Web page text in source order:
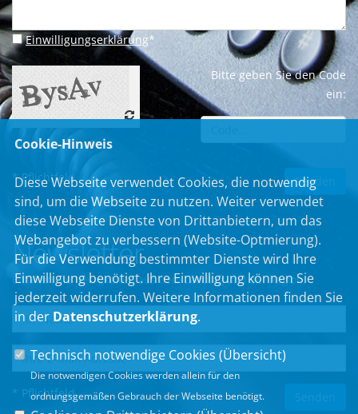
Einwilligungserklärung*
Bitte geben Sie den Code
ein:
* Pflichtfeld
Newsletter
Erhalten Sie Neuigkeiten aus dem Landtag und der Region.
* Pflichtfeld
Cookie-Hinweis
Diese Webseite verwendet Cookies, die notwendig
sind, um die Webseite zu nutzen. Weiter verwendet
diese Webseite Dienste von Drittanbietern, um das
Webangebot zu verbessern (Website-Optmierung).
Für die Verwendung bestimmter Dienste wird Ihre
Einwilligung benötigt. Ihre Einwilligung können Sie
jederzeit widerrufen. Weitere Informationen finden Sie
in der Datenschutzerklärung.
Technisch notwendige Cookies (Übersicht)
Die notwendigen Cookies werden allein für den
ordnungsgemäßen Gebrauch der Webseite benötigt.